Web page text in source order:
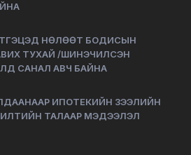
НӨЛӨӨТ БОДИСЫН
ТУХАЙ /ШИНЭЧИЛСЭН
САНАЛ АВЧ БАЙНА
ИПОТЕКИЙН ЗЭЭЛИЙН
ТАЛААР МЭДЭЭЛЭЛ